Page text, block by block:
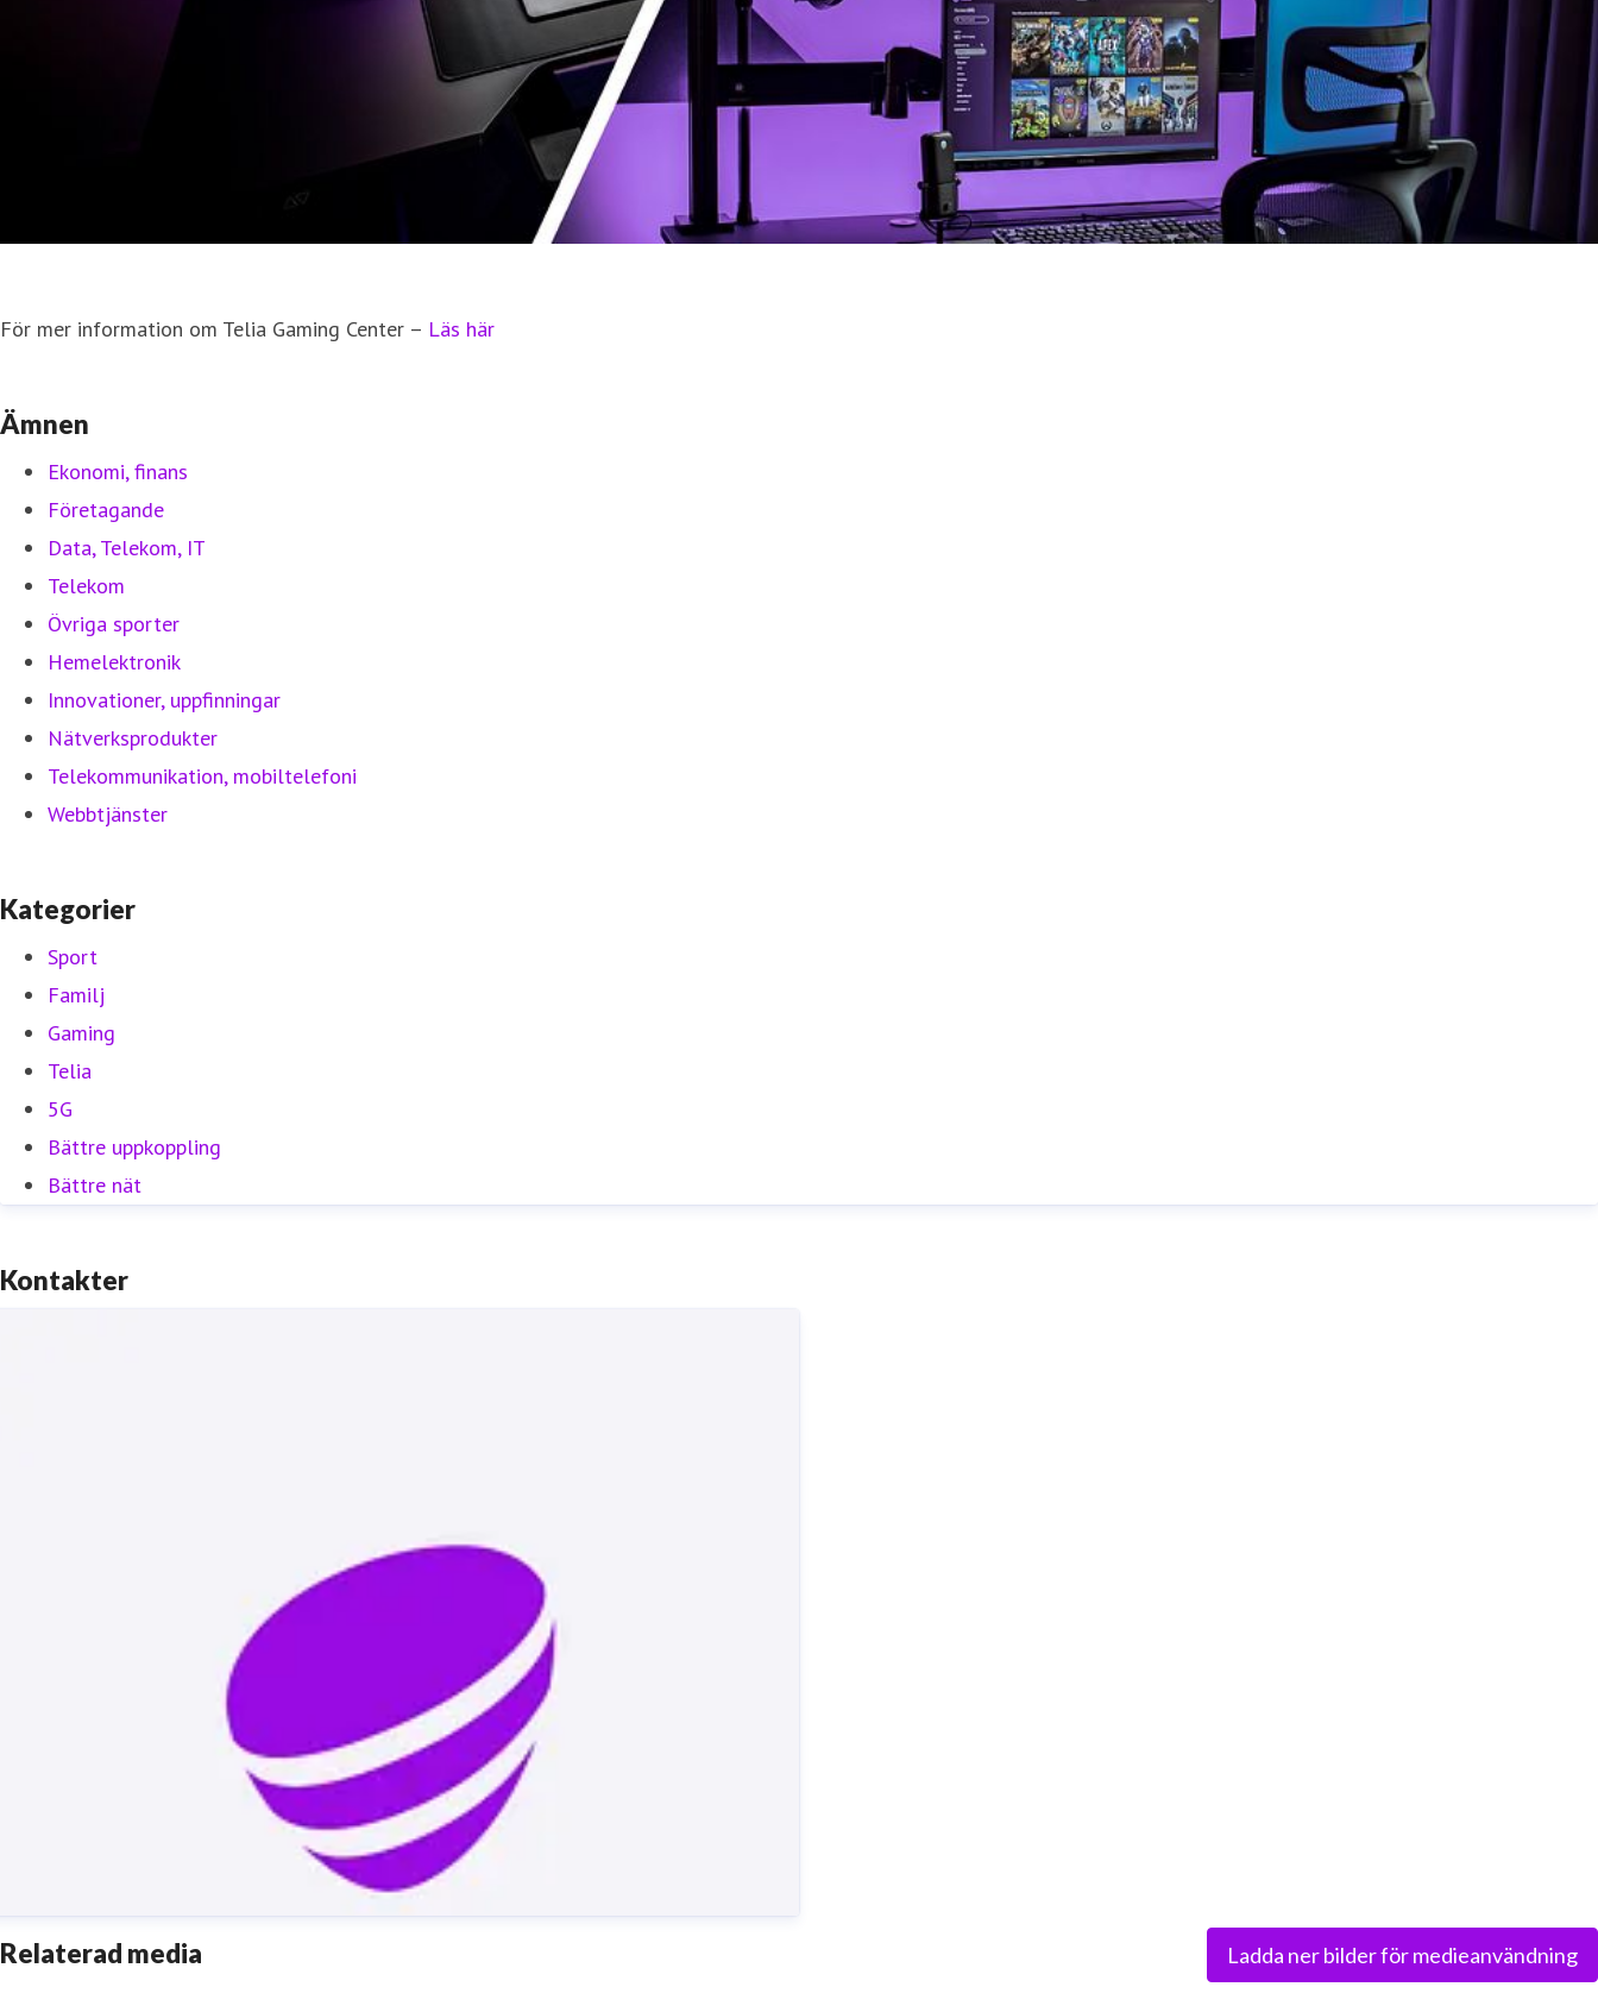
För mer information om Telia Gaming Center – Läs här
Ämnen
Ekonomi, finans
Företagande
Data, Telekom, IT
Telekom
Övriga sporter
Hemelektronik
Innovationer, uppfinningar
Nätverksprodukter
Telekommunikation, mobiltelefoni
Webbtjänster
Kategorier
Sport
Familj
Gaming
Telia
5G
Bättre uppkoppling
Bättre nät
Kontakter
Relaterad media Ladda ner bilder för medieanvändning